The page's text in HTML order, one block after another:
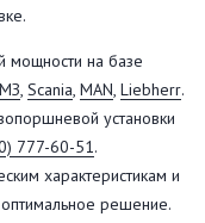
мощности на базе
, Scania, MAN, Liebherr.
установки
777-60-51.
характеристикам и
решение.